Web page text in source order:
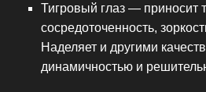
Тигровый глаз — приносит
сосредоточенность,
Наделяет и другими
динамичностью и